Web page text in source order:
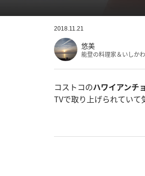
2018.11.21
悠美
能登の料理家＆いしか
コストコのハワイアンチ
TVで取り上げられていて